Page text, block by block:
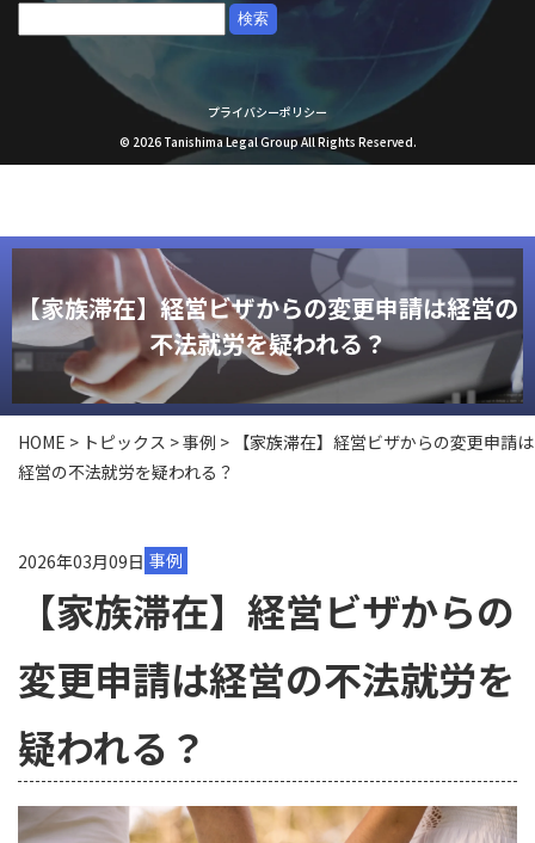
プライバシーポリシー
© 2026Tanishima Legal Group All Rights Reserved.
【家族滞在】経営ビザからの変更申請は経営の
不法就労を疑われる？
HOME > トピックス >事例 > 【家族滞在】経営ビザからの変更申請は
経営の不法就労を疑われる？
2026年03月09日 事例
【家族滞在】経営ビザからの
変更申請は経営の不法就労を
疑われる？